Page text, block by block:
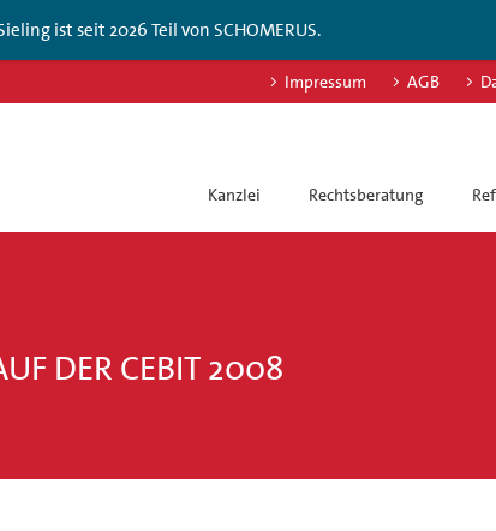
ist seit 2026 Teil von SCHOMERUS.
Impressum AGB
Kanzlei Rechtsberatung
DER CEBIT 2008